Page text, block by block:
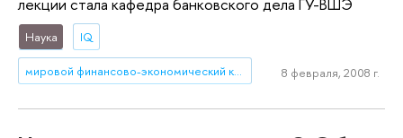
лекции стала кафедра банковского дела ГУ-ВШЭ
Наука IQ
мировой финансово-экономический кризис 8 февраля, 2008 г.